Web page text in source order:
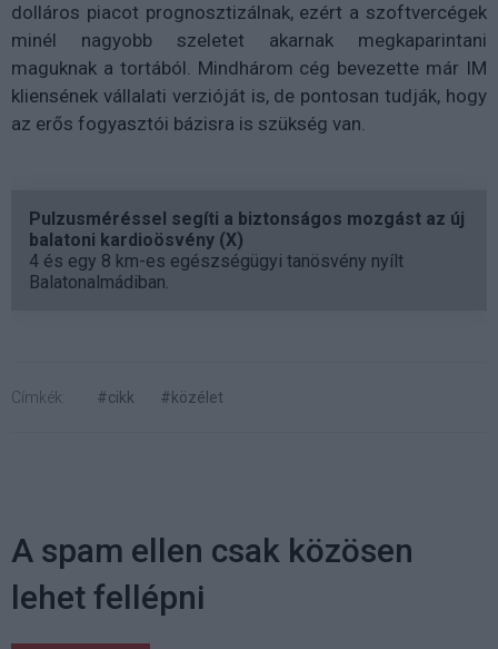
dolláros piacot prognosztizálnak, ezért a szoftvercégek
minél nagyobb szeletet akarnak megkaparintani
maguknak a tortából. Mindhárom cég bevezette már IM
kliensének vállalati verzióját is, de pontosan tudják, hogy
az erős fogyasztói bázisra is szükség van.
Pulzusméréssel segíti a biztonságos mozgást az új
balatoni kardioösvény (X)
4 és egy 8 km-es egészségügyi tanösvény nyílt
Balatonalmádiban.
Címkék: #cikk #közélet
A spam ellen csak közösen
lehet fellépni